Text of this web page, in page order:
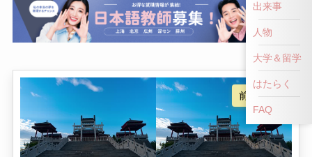
出来事
人物
大学＆留学
はたらく
FAQ